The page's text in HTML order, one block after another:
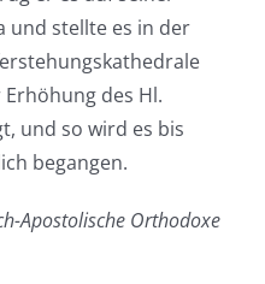
und stellte es in der
des Hl.
und so wird es bis
begangen.
Apostolische Orthodoxe